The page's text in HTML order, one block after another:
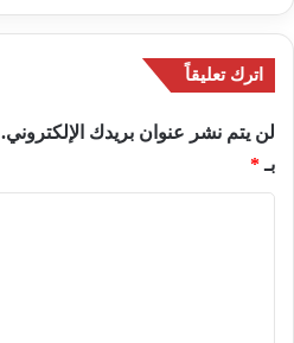
اترك تعليقاً
لن يتم نشر عنوان بريدك الإلكتروني.
بـ*